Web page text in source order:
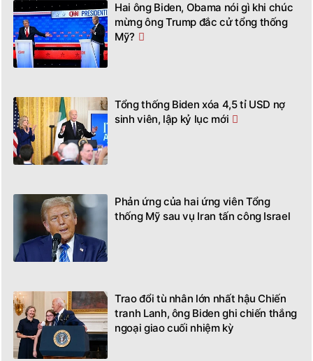
Hai ông Biden, Obama nói gì khi chúc
mừng ông Trump đắc cử tổng thống
Mỹ?
Tổng thống Biden xóa 4,5 tỉ USD nợ
sinh viên, lập kỷ lục mới
Phản ứng của hai ứng viên Tổng
thống Mỹ sau vụ Iran tấn công Israel
Trao đổi tù nhân lớn nhất hậu Chiến
tranh Lanh, ông Biden ghi chiến thắng
ngoại giao cuối nhiệm kỳ